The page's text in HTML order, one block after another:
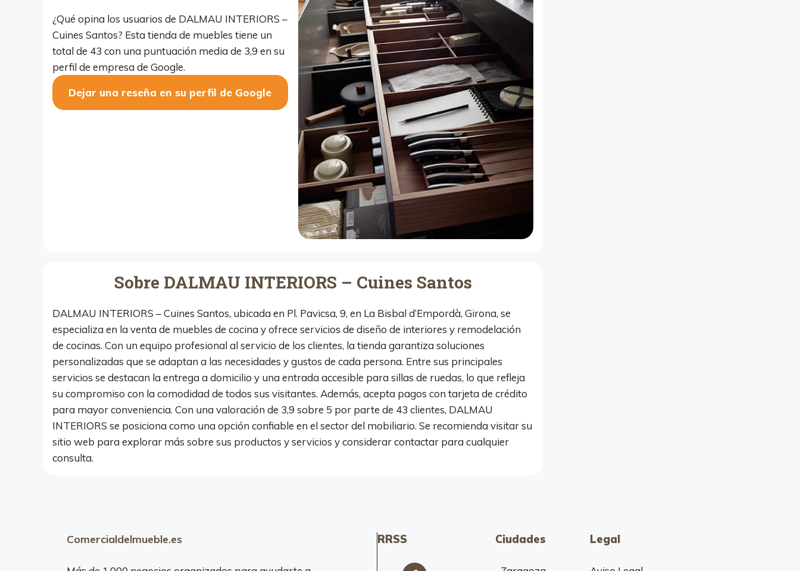
¿Qué opina los usuarios de DALMAU INTERIORS –
Cuines Santos? Esta tienda de muebles tiene un
total de 43 con una puntuación media de 3,9 en su
perfil de empresa de Google.
Dejar una reseña en su perfil de Google
Sobre DALMAU INTERIORS – Cuines Santos
DALMAU INTERIORS – Cuines Santos, ubicada en Pl. Pavicsa, 9, en La Bisbal d’Empordà, Girona, se
especializa en la venta de muebles de cocina y ofrece servicios de diseño de interiores y remodelación
de cocinas. Con un equipo profesional al servicio de los clientes, la tienda garantiza soluciones
personalizadas que se adaptan a las necesidades y gustos de cada persona. Entre sus principales
servicios se destacan la entrega a domicilio y una entrada accesible para sillas de ruedas, lo que refleja
su compromiso con la comodidad de todos sus visitantes. Además, acepta pagos con tarjeta de crédito
para mayor conveniencia. Con una valoración de 3,9 sobre 5 por parte de 43 clientes, DALMAU
INTERIORS se posiciona como una opción confiable en el sector del mobiliario. Se recomienda visitar su
sitio web para explorar más sobre sus productos y servicios y considerar contactar para cualquier
consulta.
Comercialdelmueble.es RRSS Ciudades Legal